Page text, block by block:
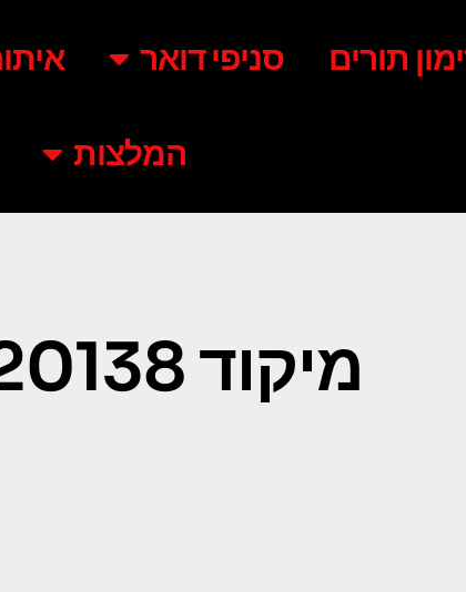
תורים סניפי דואר
המלצות
מיקוד 20138